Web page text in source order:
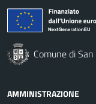
Comune di
AMMINISTRAZIONE